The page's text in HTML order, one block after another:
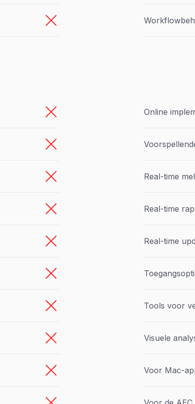
Online
Real-time
Real-time
Real-time
Tools voor
Visuele
Voor Mac-